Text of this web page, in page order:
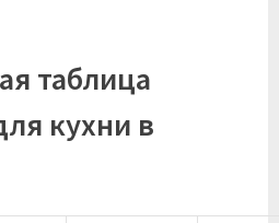
таблица
кухни в